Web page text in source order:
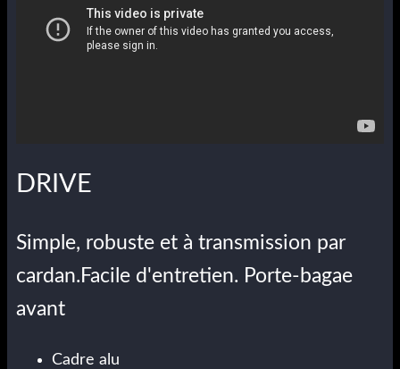
DRIVE
Simple, robuste et à transmission par
cardan.Facile d'entretien. Porte-bagae
avant
Cadre alu